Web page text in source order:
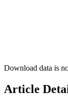
Download data is
Article